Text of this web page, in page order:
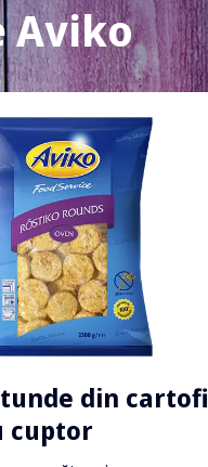
Aviko
din cartofi
raşi pentru cuptor